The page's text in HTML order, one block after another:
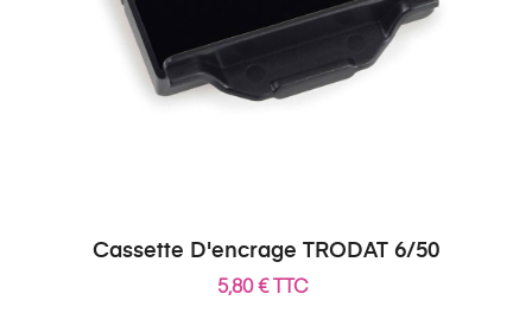
Cassette D'encrage TRODAT 6/50
5,80 € TTC